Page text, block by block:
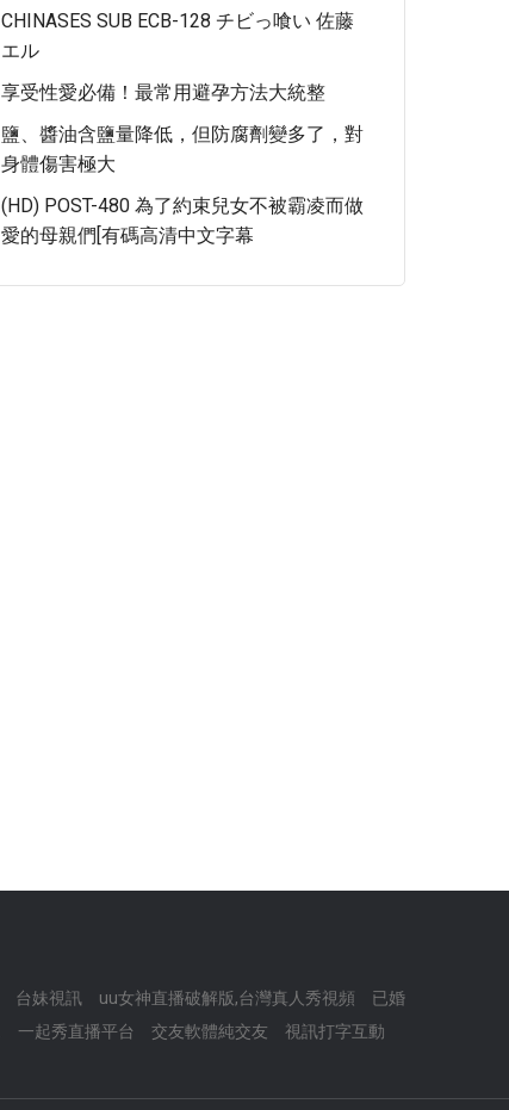
CHINASES SUB ECB-128 チビっ喰い 佐藤
エル
享受性愛必備！最常用避孕方法大統整
鹽、醬油含鹽量降低，但防腐劑變多了，對
身體傷害極大
(HD) POST-480 為了約束兒女不被霸凌而做
愛的母親們[有碼高清中文字幕
台妹視訊 uu女神直播破解版,台灣真人秀視頻
已婚
一起秀直播平台 交友軟體純交友 視訊打字互動